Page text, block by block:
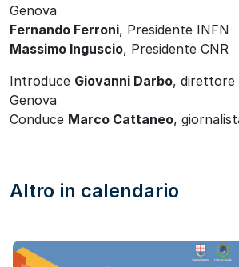
Genova
Fernando Ferroni, Presidente INFN
Massimo Inguscio, Presidente CNR
Introduce Giovanni Darbo, direttore
Genova
Conduce Marco Cattaneo,
Altro in calendario